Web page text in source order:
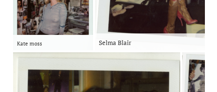
Kate moss Selma Blair